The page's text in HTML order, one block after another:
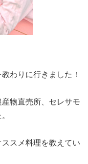
わりに行きました！
物直売所、セレサモ
スメ料理を教えてい